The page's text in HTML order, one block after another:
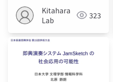
Kitahara
Lab
323